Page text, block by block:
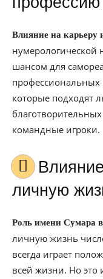
Влияние на карьеру
нумерологической
шансом для
профессиональных
которые подходят
командные игроки.
Влияние имени Сумара на
личную
Роль имени Сумара
личную жизнь
всегда играет
всей жизни. Но это